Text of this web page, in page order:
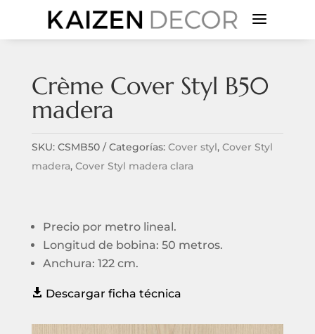
a
Crème Cover Styl B50
madera
SKU: CSMB50 Categorías: Cover styl, Cover Styl
madera, Cover Styl madera clara
Precio por metro lineal.
Longitud de bobina: 50 metros.
Anchura: 122 cm.
 Descargar ficha técnica